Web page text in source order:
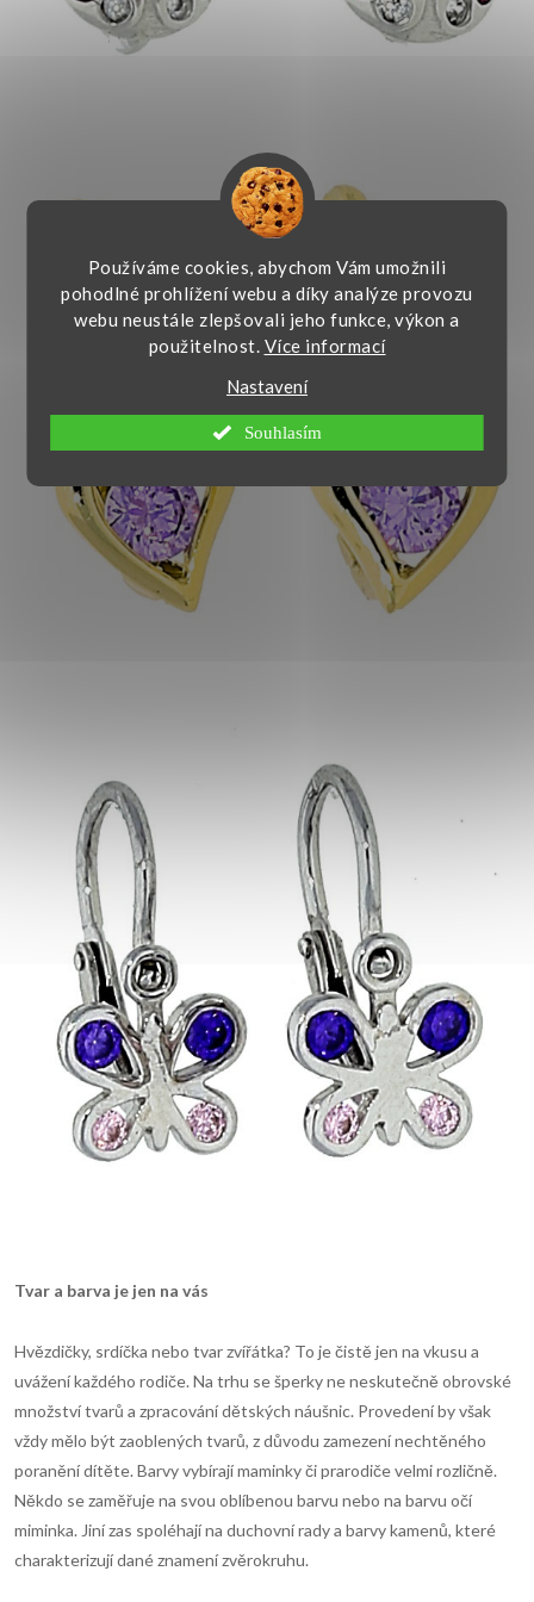
Používáme cookies, abychom Vám umožnili
pohodlné prohlížení webu a díky analýze provozu
webu neustále zlepšovali jeho funkce, výkon a
použitelnost. Více informací
Nastavení
Souhlasím
Tvar a barva je jen na vás
Hvězdičky, srdíčka nebo tvar zvířátka? To je čistě jen na vkusu a
uvážení každého rodiče. Na trhu se šperky ne neskutečně obrovské
množství tvarů a zpracování dětských náušnic. Provedení by však
vždy mělo být zaoblených tvarů, z důvodu zamezení nechtěného
poranění dítěte. Barvy vybírají maminky či prarodiče velmi rozličně.
Někdo se zaměřuje na svou oblíbenou barvu nebo na barvu očí
miminka. Jiní zas spoléhají na duchovní rady a barvy kamenů, které
charakterizují dané znamení zvěrokruhu.